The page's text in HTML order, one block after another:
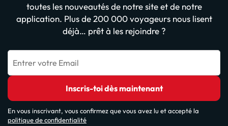
toutes les nouveautés de notre site et de notre
application. Plus de 200 000 voyageurs nous lisent
déjà… prêt à les rejoindre ?
Entrer votre Email
Inscris-toi dès maintenant
En vous inscrivant, vous confirmez que vous avez lu et accepté la
politique de confidentialité